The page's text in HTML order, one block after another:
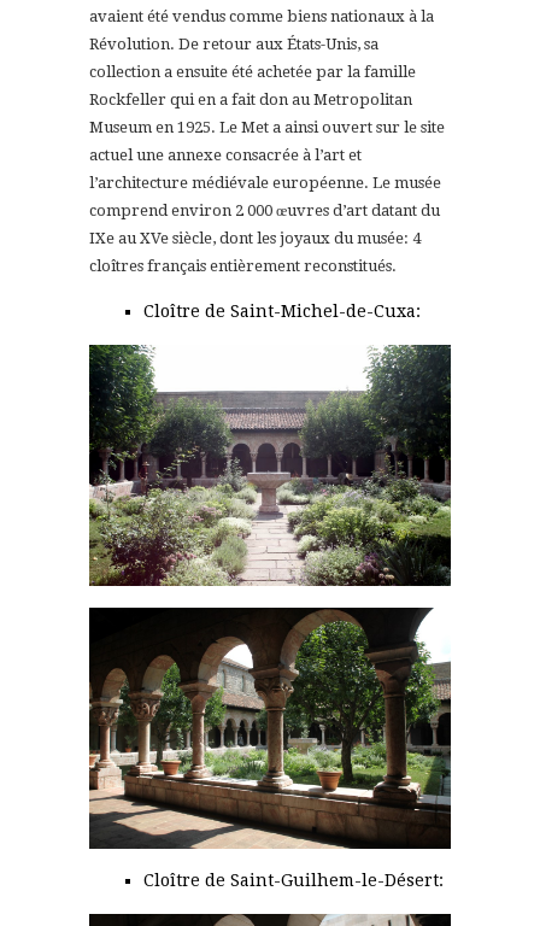
avaient été vendus comme biens nationaux à la
Révolution. De retour aux États-Unis, sa
collection a ensuite été achetée par la famille
Rockfeller qui en a fait don au Metropolitan
Museum en 1925. Le Met a ainsi ouvert sur le site
actuel une annexe consacrée à l’art et
l’architecture médiévale européenne. Le musée
comprend environ 2 000 œuvres d’art datant du
IXe au XVe siècle, dont les joyaux du musée: 4
cloîtres français entièrement reconstitués.
Cloître de Saint-Michel-de-Cuxa:
Cloître de Saint-Guilhem-le-Désert: